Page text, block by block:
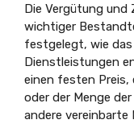
Die Vergütung und
wichtiger
festgelegt, wie
Dienstleistungen
einen festen Preis,
oder der Menge
andere